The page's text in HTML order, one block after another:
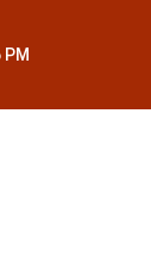
PM